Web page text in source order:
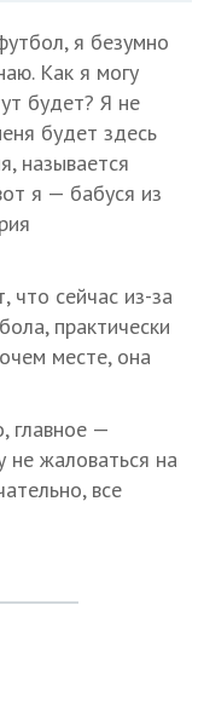
я безумно
Как я могу
будет? Я не
будет здесь
называется
я — бабуся из
что сейчас из-за
практически
месте, она
главное —
не жаловаться на
все